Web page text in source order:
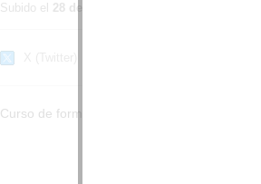
Subido el 28 de agosto de 2025
Curso de formación Erasmus + sobre